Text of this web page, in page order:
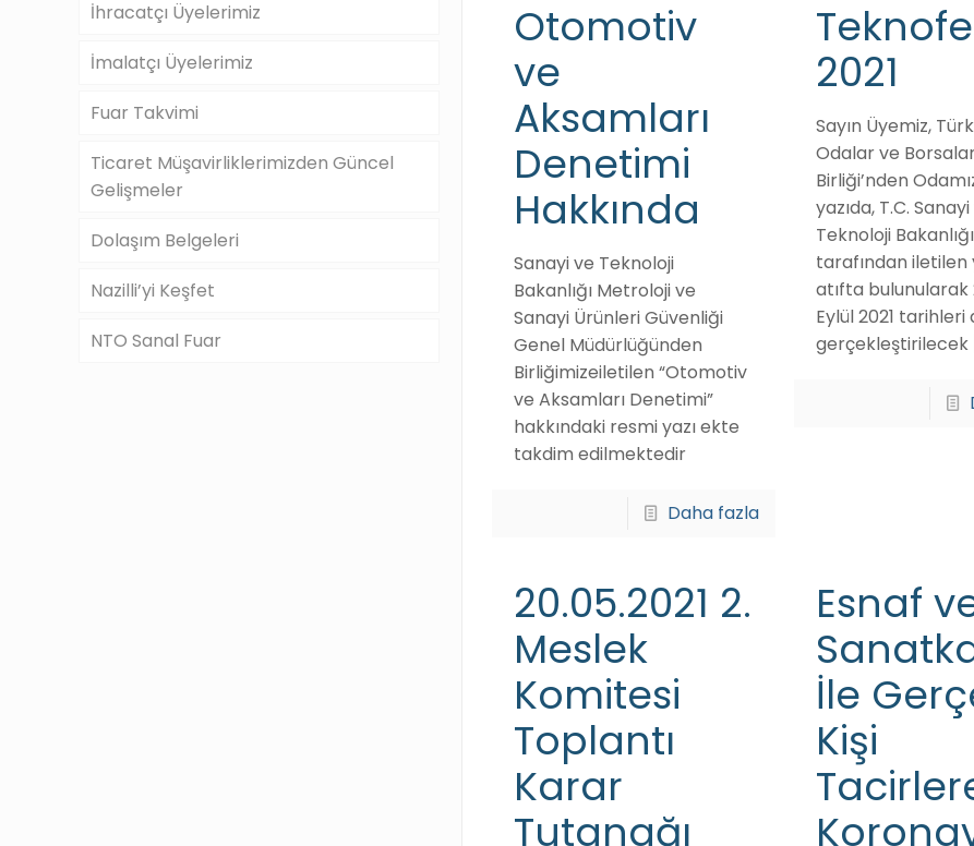
Otomotiv
ve
Aksamları
Denetimi
Hakkında
Sanayi ve Teknoloji
Bakanlığı Metroloji ve
Sanayi Ürünleri Güvenliği
Genel Müdürlüğünden
Birliğimizeiletilen “Otomotiv
ve Aksamları Denetimi”
hakkındaki resmi yazı ekte
takdim edilmektedir
Daha fazla
2021
Sayın Üyemiz,
Odalar ve
Birliği’nden
yazıda, T.C.
Teknoloji Bakanlığı
tarafından iletilen
atıfta bulunularak
Eylül 2021 tarihleri
gerçekleştirilecek
20.05.2021 2.
Meslek
Komitesi
Toplantı
Karar
Tutanağı
Esnaf
İle
Kişi
İhracatçı Üyelerimiz
İmalatçı Üyelerimiz
Fuar Takvimi
Ticaret Müşavirliklerimizden Güncel
Gelişmeler
Dolaşım Belgeleri
Nazilli’yi Keşfet
NTO Sanal Fuar